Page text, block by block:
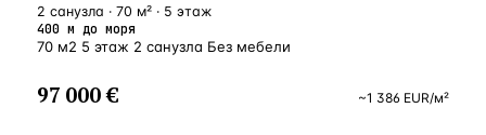
2 санузла · 70 м² · 5 этаж
400 м до моря
70 м2 5 этаж 2 санузла Без мебели
97 000 € ~1 386 EUR/м²